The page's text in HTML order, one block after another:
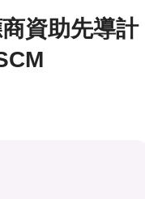
資助先導計